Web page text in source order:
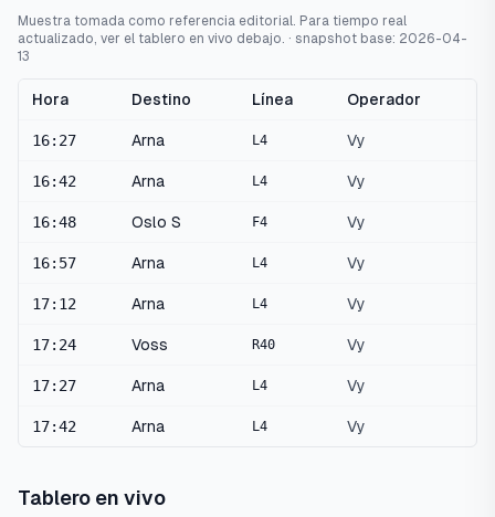
Muestra tomada como referencia editorial. Para tiempo real
actualizado, ver el tablero en vivo debajo. · snapshot base: 2026-04-
13
Hora Destino Línea Operador
16:27 Arna L4 Vy
16:42 Arna L4 Vy
16:48 Oslo S F4 Vy
16:57 Arna L4 Vy
17:12 Arna L4 Vy
17:24 Voss R40 Vy
17:27 Arna L4 Vy
17:42 Arna L4 Vy
Tablero en vivo